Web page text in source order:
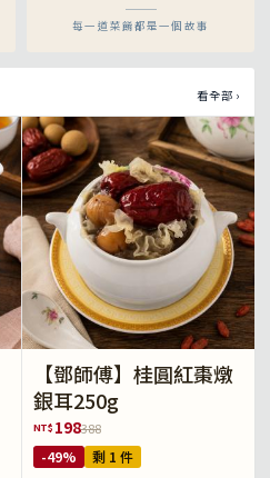
每一道菜餚都是一個故事
看全部 ›
【鄧師傅】桂圓紅棗燉
銀耳250g
NT$ 198388
-49% 剩 1 件